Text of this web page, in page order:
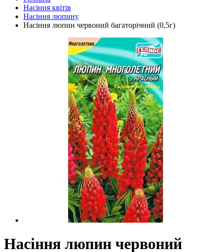
Насіння квітів
Насіння люпину
Насіння люпин червоний багаторічний (0,5г)
Насіння люпин червоний